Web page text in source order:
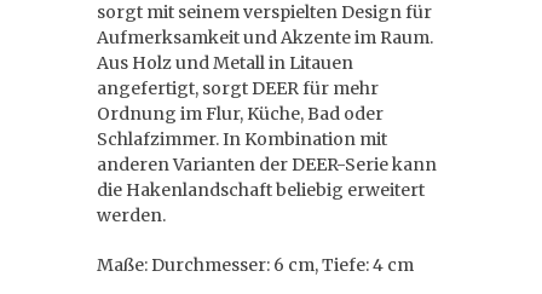
sorgt mit seinem verspielten Design für
Aufmerksamkeit und Akzente im Raum.
Aus Holz und Metall in Litauen
angefertigt, sorgt DEER für mehr
Ordnung im Flur, Küche, Bad oder
Schlafzimmer. In Kombination mit
anderen Varianten der DEER-Serie kann
die Hakenlandschaft beliebig erweitert
werden.
Maße: Durchmesser: 6 cm, Tiefe: 4 cm